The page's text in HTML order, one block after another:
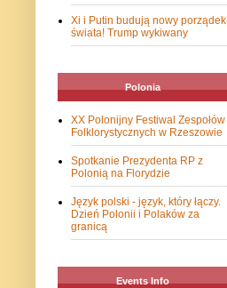
Xi i Putin budują nowy porządek
świata! Trump wykiwany
Polonia
XX Polonijny Festiwal Zespołów
Folklorystycznych w Rzeszowie
Spotkanie Prezydenta RP z
Polonią na Florydzie
Język polski - język, który łączy.
Dzień Polonii i Polaków za
granicą
Events Info